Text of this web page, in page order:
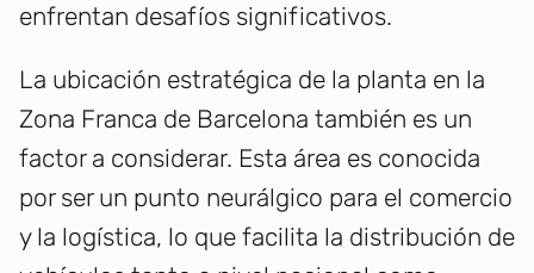
enfrentan desafíos significativos.
La ubicación estratégica de la planta en la
Zona Franca de Barcelona también es un
factor a considerar. Esta área es conocida
por ser un punto neurálgico para el comercio
y la logística, lo que facilita la distribución de